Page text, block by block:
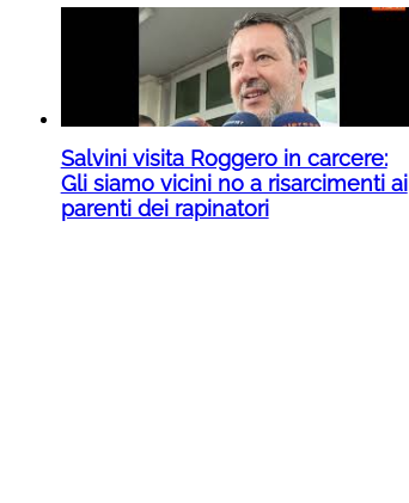
Salvini visita Roggero in carcere:
Gli siamo vicini no a risarcimenti ai
parenti dei rapinatori